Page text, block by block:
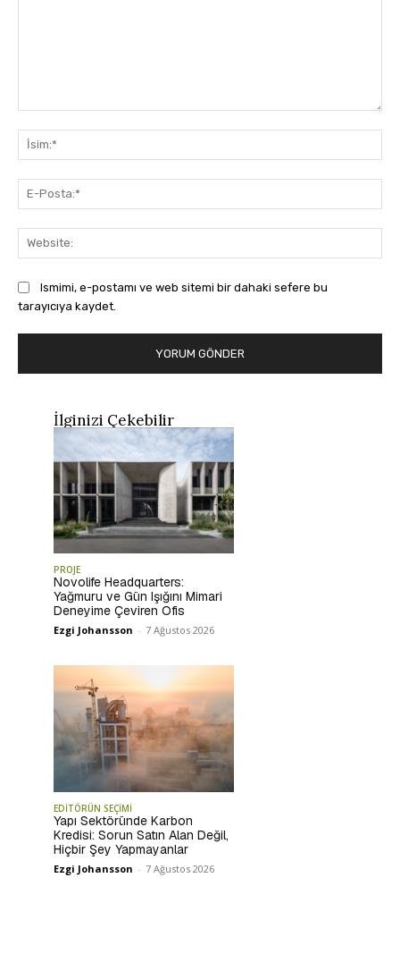
Ismimi, e-postamı ve web sitemi bir dahaki sefere bu
tarayıcıya kaydet.
İlginizi Çekebilir
PROJE
Novolife Headquarters:
Yağmuru ve Gün Işığını Mimari
Deneyime Çeviren Ofis
Ezgi Johansson - 7 Ağustos 2026
EDİTÖRÜN SEÇİMİ
Yapı Sektöründe Karbon
Kredisi: Sorun Satın Alan Değil,
Hiçbir Şey Yapmayanlar
Ezgi Johansson - 7 Ağustos 2026